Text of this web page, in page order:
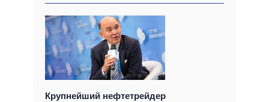
Крупнейший нефтетрейдер